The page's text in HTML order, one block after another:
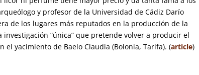
y profesor de la Universidad de Cádiz Darío
de los lugares más reputados en la producción de la
“única” que pretende volver a producir el
yacimiento de Baelo Claudia (Bolonia, Tarifa). (article)